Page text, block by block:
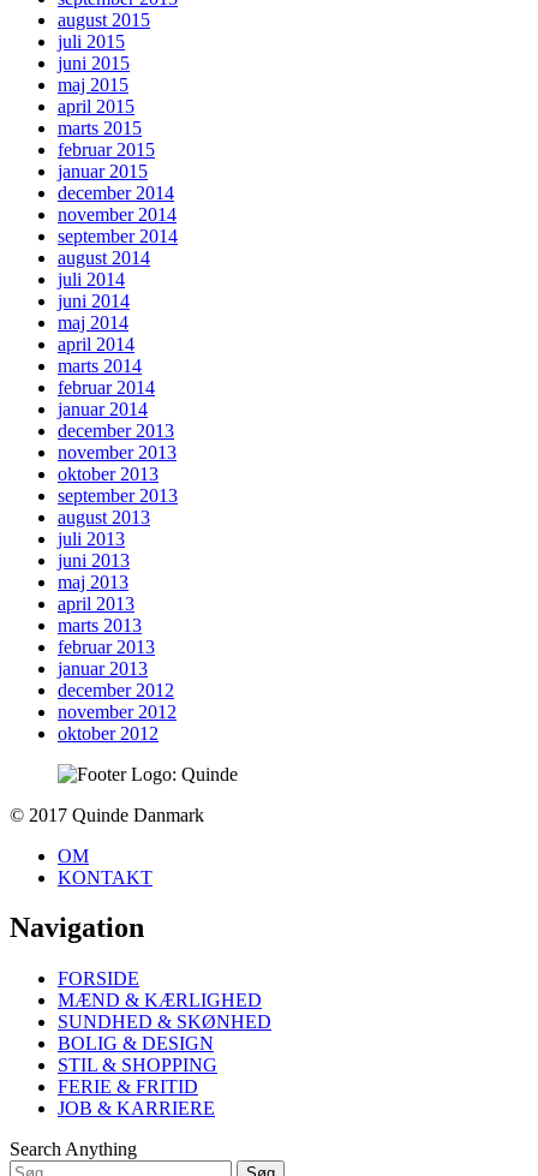
august 2015
juli 2015
juni 2015
maj 2015
april 2015
marts 2015
februar 2015
januar 2015
december 2014
november 2014
september 2014
august 2014
juli 2014
juni 2014
maj 2014
april 2014
marts 2014
februar 2014
januar 2014
december 2013
november 2013
oktober 2013
september 2013
august 2013
juli 2013
juni 2013
maj 2013
april 2013
marts 2013
februar 2013
januar 2013
december 2012
november 2012
oktober 2012
To
© 2017 Quinde Danmark
OM
KONTAKT
Navigation
FORSIDE
MÆND & KÆRLIGHED
SUNDHED & SKØNHED
BOLIG & DESIGN
STIL & SHOPPING
FERIE & FRITID
JOB & KARRIERE
Search Anything
Søg